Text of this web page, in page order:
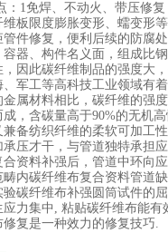
：1免焊、不动火、带压修
板限度膨胀变形、蠕变形
件修复，便利后续的防腐
器、构件名义面，组成比
因此碳纤维制品的强度大
军工等高科技工业领域有
属材料相比，碳纤维的强度
，含碳量高于90%的无机
备纺织纤维的柔软可加工
压才干，与管道独特承担
资料补强后，管道中环向
内碳纤维布复合资料管道
碳纤维布补强圆筒试件的
力集中, 粘贴碳纤维布能
复是一种效力的修复技巧.